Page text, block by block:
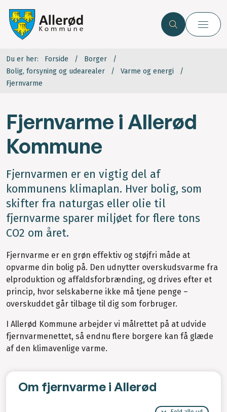
Du er her: Forside
Borger
Bolig, forsyning og udearealer
Varme og energi
Fjernvarme
Fjernvarme i Allerød
Kommune
Fjernvarmen er en vigtig del af
kommunens klimaplan. Hver bolig, som
skifter fra naturgas eller olie til
fjernvarme sparer miljøet for flere tons
CO2 om året.
Fjernvarme er en grøn effektiv og støjfri måde at
opvarme din bolig på. Den udnytter overskudsvarme fra
elproduktion og affaldsforbrænding, og drives efter et
princip, hvor selskaberne ikke må tjene penge –
overskuddet går tilbage til dig som forbruger.
I Allerød Kommune arbejder vi målrettet på at udvide
fjernvarmenettet, så endnu flere borgere kan få glæde
af den klimavenlige varme.
Om fjernvarme i Allerød